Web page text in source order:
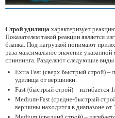
Строй удилища характеризует
Показателем такой реакции является
бланка. Под нагрузкой понимают
раза максимальное значение
спиннинга. Разделяют следующие
Extra Fast (сверх быстрый строй) –
удилища от вершинки.
Fast (быстрый строй) – изгибается
Medium-Fast (средне-быстрый
вершины находится в диапазоне от